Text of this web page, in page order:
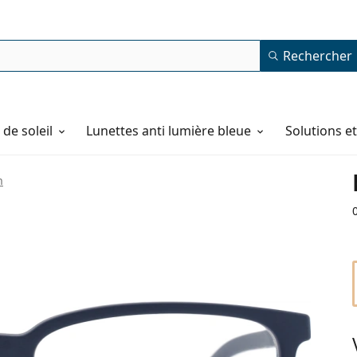
Rechercher
soleil Lunettes anti lumière bleue Solutions